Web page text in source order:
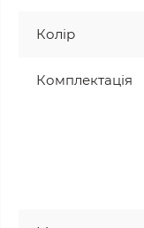
Колір
Комплектація